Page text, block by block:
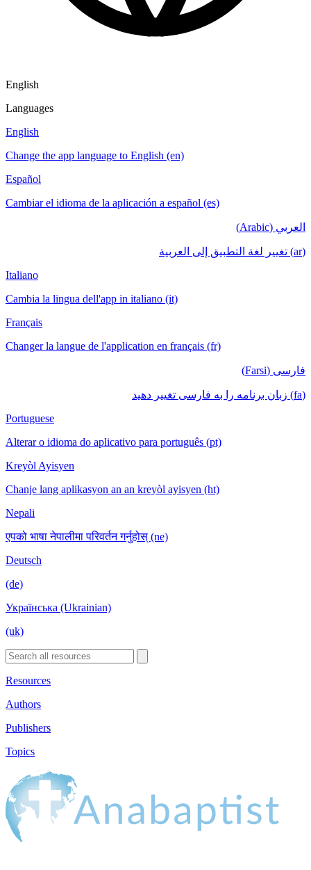
English
Languages
English
Change the app language to English (en)
Español
Cambiar el idioma de la aplicación a español (es)
العربي (Arabic)
(ar) تغيير لغة التطبيق إلى العربية
Italiano
Cambia la lingua dell'app in italiano (it)
Français
Changer la langue de l'application en français (fr)
فارسی (Farsi)
(fa) زبان برنامه را به فارسی تغییر دهید
Portuguese
Alterar o idioma do aplicativo para português (pt)
Kreyòl Ayisyen
Chanje lang aplikasyon an an kreyòl ayisyen (ht)
Nepali
एपको भाषा नेपालीमा परिवर्तन गर्नुहोस् (ne)
Deutsch
(de)
Українська (Ukrainian)
(uk)
Resources
Authors
Publishers
Topics